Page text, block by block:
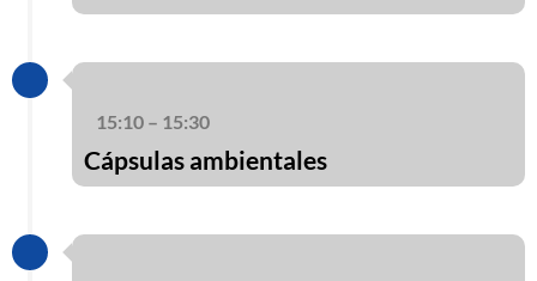
15:10 – 15:30
Cápsulas ambientales